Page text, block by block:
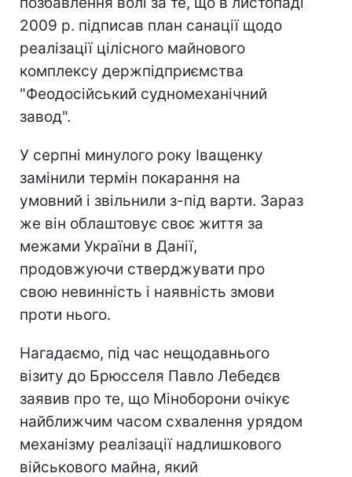
2009 р. підписав план санації щодо
реалізації цілісного майнового
комплексу держпідприємства
"Феодосійський судномеханічний
завод".
У серпні минулого року Іващенку
замінили термін покарання на
умовний і звільнили з-під варти. Зараз
же він облаштовує своє життя за
межами України в Данії,
продовжуючи стверджувати про
свою невинність і наявність змови
проти нього.
Нагадаємо, під час нещодавнього
візиту до Брюсселя Павло Лебедєв
заявив про те, що Міноборони очікує
найближчим часом схвалення урядом
механізму реалізації надлишкового
військового майна, який